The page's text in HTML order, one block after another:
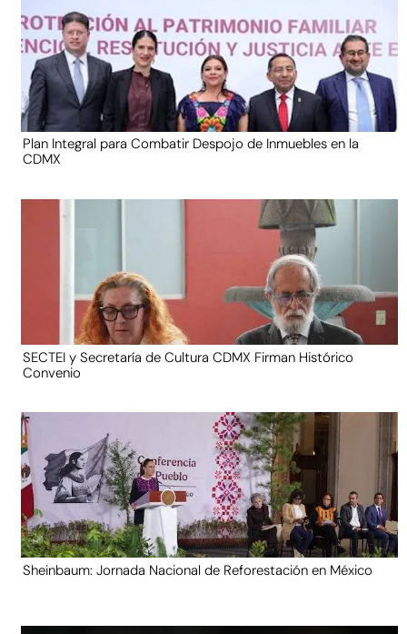
Plan Integral para Combatir Despojo de Inmuebles en la
CDMX
SECTEI y Secretaría de Cultura CDMX Firman Histórico
Convenio
Sheinbaum: Jornada Nacional de Reforestación en México